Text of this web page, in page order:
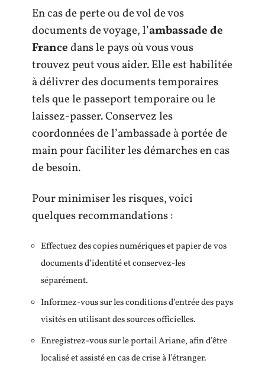
En cas de perte ou de vol de vos
documents de voyage, l’ambassade de
Francedans le pays où vous vous
trouvez peut vous aider. Elle est habilitée
à délivrer des documents temporaires
tels que le passeport temporaire ou le
laissez-passer. Conservez les
coordonnées de l’ambassade à portée de
main pour faciliter les démarches en cas
de besoin.
Pour minimiser les risques, voici
quelques recommandations :
Effectuez des copies numériques et papier de vos
documents d’identité et conservez-les
séparément.
Informez-vous sur les conditions d’entrée des pays
visités en utilisant des sources officielles.
Enregistrez-vous sur le portail Ariane, afin d’être
localisé et assisté en cas de crise à l’étranger.